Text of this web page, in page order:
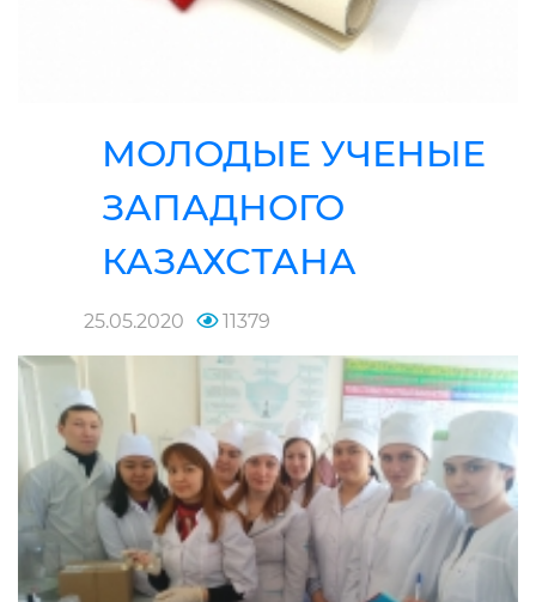
МОЛОДЫЕ УЧЕНЫЕ
ЗАПАДНОГО
КАЗАХСТАНА
25.05.2020 11379